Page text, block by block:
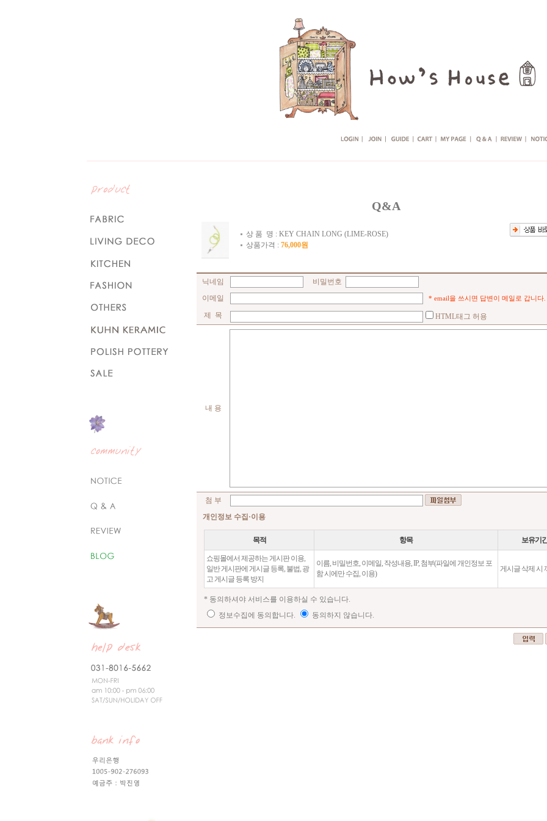
Q&A
상 품 명 : KEY CHAIN LONG (LIME-ROSE)
상품가격 : 76,000원
닉네임
비밀번호
이메일
* email을 쓰시면 답변이 메일로 갑니다.
제 목 HTML태그 허용
내 용
첨 부
개인정보 수집·이용
목적 항목 보유기
쇼핑몰에서 제공하는 게시판 이용,
일반 게시판에 게시글 등록, 불법, 광
고 게시글 등록 방지
이름, 비밀번호, 이메일, 작성내용, IP, 첨부(파일에 개인정보 포
함 시에만 수집, 이용)
게시글 삭제 시
* 동의하셔야 서비스를 이용하실 수 있습니다.
정보수집에 동의합니다.
동의하지 않습니다.